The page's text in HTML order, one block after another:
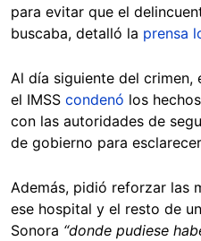
para evitar que el
buscaba, detalló la prensa
Al día siguiente del crimen,
el IMSS condenó los
con las autoridades de
de gobierno para
Además, pidió reforzar las
ese hospital y el resto de
Sonora “donde pudiese